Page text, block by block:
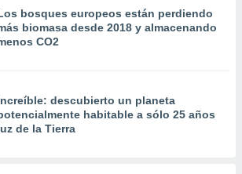
bosques europeos están perdiendo
biomasa desde 2018 y almacenando
CO2
descubierto un planeta
habitable a sólo 25 años
de la Tierra